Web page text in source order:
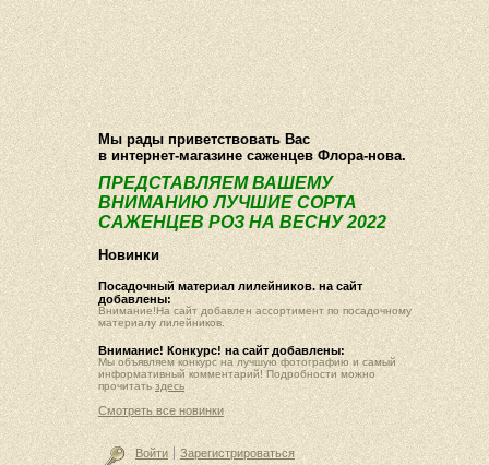
О компании Как купить Фотогалерея Статьи Опт
Мы рады приветствовать Вас
в интернет-магазине саженцев Флора-нова.
ПРЕДСТАВЛЯЕМ ВАШЕМУ
ВНИМАНИЮ ЛУЧШИЕ СОРТА
САЖЕНЦЕВ РОЗ НА ВЕСНУ 2022
Новинки
Посадочный материал лилейников. на сайт
добавлены:
Внимание!На сайт добавлен ассортимент по посадочному
материалу лилейников.
Внимание! Конкурс! на сайт добавлены:
Мы объявляем конкурс на лучшую фотографию и самый
информативный комментарий! Подробности можно
прочитать здесь
Смотреть все новинки
Войти Зарегистрироваться